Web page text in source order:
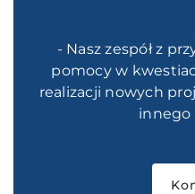
- Nasz zespół z
pomocy w
realizacji nowych
innego